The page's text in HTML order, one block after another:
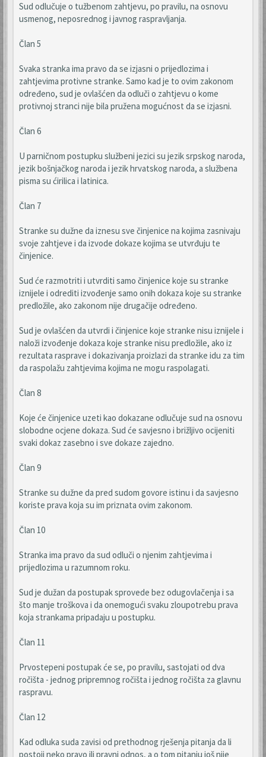
Sud odlučuje o tužbenom zahtjevu, po pravilu, na osnovu
usmenog, neposrednog i javnog raspravljanja.
Član 5
Svaka stranka ima pravo da se izjasni o prijedlozima i
zahtjevima protivne stranke. Samo kad je to ovim zakonom
određeno, sud je ovlašćen da odluči o zahtjevu o kome
protivnoj stranci nije bila pružena mogućnost da se izjasni.
Član 6
U parničnom postupku službeni jezici su jezik srpskog naroda,
jezik bošnjačkog naroda i jezik hrvatskog naroda, a službena
pisma su ćirilica i latinica.
Član 7
Stranke su dužne da iznesu sve činjenice na kojima zasnivaju
svoje zahtjeve i da izvode dokaze kojima se utvrđuju te
činjenice.
Sud će razmotriti i utvrditi samo činjenice koje su stranke
iznijele i odrediti izvođenje samo onih dokaza koje su stranke
predložile, ako zakonom nije drugačije određeno.
Sud je ovlašćen da utvrdi i činjenice koje stranke nisu iznijele i
naloži izvođenje dokaza koje stranke nisu predložile, ako iz
rezultata rasprave i dokazivanja proizlazi da stranke idu za tim
da raspolažu zahtjevima kojima ne mogu raspolagati.
Član 8
Koje će činjenice uzeti kao dokazane odlučuje sud na osnovu
slobodne ocjene dokaza. Sud će savjesno i brižljivo ocijeniti
svaki dokaz zasebno i sve dokaze zajedno.
Član 9
Stranke su dužne da pred sudom govore istinu i da savjesno
koriste prava koja su im priznata ovim zakonom.
Član 10
Stranka ima pravo da sud odluči o njenim zahtjevima i
prijedlozima u razumnom roku.
Sud je dužan da postupak sprovede bez odugovlačenja i sa
što manje troškova i da onemogući svaku zloupotrebu prava
koja strankama pripadaju u postupku.
Član 11
Prvostepeni postupak će se, po pravilu, sastojati od dva
ročišta - jednog pripremnog ročišta i jednog ročišta za glavnu
raspravu.
Član 12
Kad odluka suda zavisi od prethodnog rješenja pitanja da li
postoji neko pravo ili pravni odnos, a o tom pitanju još nije